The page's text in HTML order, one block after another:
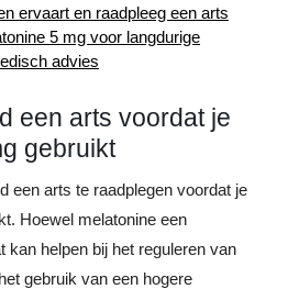
ervaart en raadpleeg een arts
5 mg voor langdurige
advies
een arts voordat je
gebruikt
een arts te raadplegen voordat je
Hoewel melatonine een
kan helpen bij het reguleren van
gebruik van een hogere